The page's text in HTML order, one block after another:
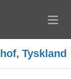
Tyskland